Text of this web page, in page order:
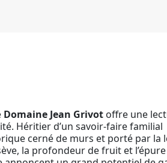
Domaine Jean Grivot offre une
Héritier d’un savoir-faire familial
cerné de murs et porté par la
la profondeur de fruit et l’épure